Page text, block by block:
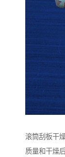
滚筒刮板干
质量和干燥